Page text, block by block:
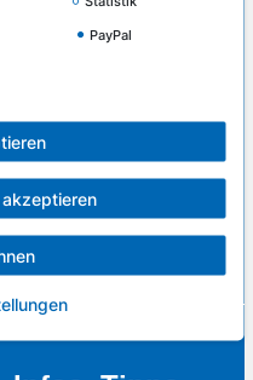
PayPal